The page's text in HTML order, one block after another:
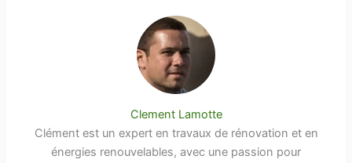
Clement Lamotte
Clément est un expert en travaux de rénovation et en
énergies renouvelables, avec une passion pour